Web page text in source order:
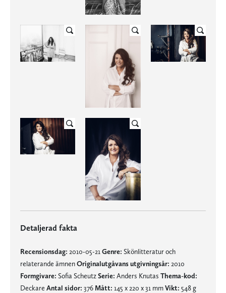
Detaljerad fakta
Recensionsdag: 2010-05-21Genre: Skönlitteratur och
relaterande ämnenOriginalutgåvans utgivningsår: 2010
Formgivare: Sofia ScheutzSerie: Anders Knutas Thema-kod:
Deckare Antal sidor: 376 Mått: 145 x 220 x 31 mmVikt: 548 g